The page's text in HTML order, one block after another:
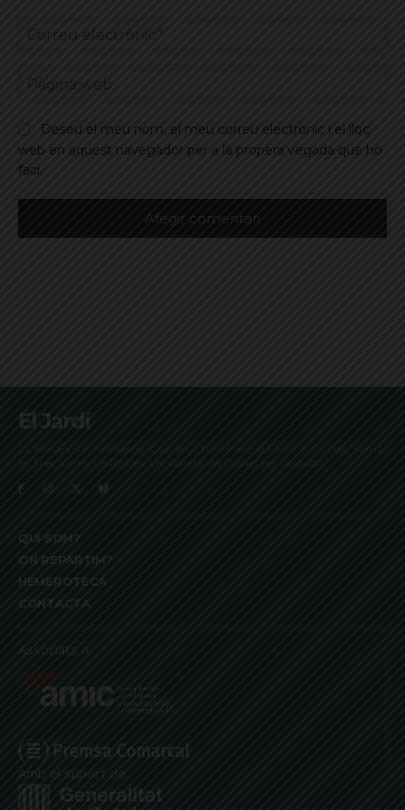
Deseu el meu nom, el meu correu electrònic i el lloc
web en aquest navegador per a la propera vegada que ho
faci.
El Jardí
La Bonanova, Monterols, Galvany, Turó Parc, el Farró, el Putxet, Sarrià,
les Tres Torres, Pedralbes, Vallvidrera, les Planes i el Tibidabo
QUI SOM?
ON REPARTIM?
HEMEROTECA
CONTACTA
Associats a:
Amb el suport de: